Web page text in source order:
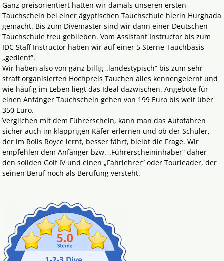
Ganz preisorientiert hatten wir damals unseren ersten
Tauchschein bei einer ägyptischen Tauchschule hierin Hurghada
gemacht. Bis zum Divemaster sind wir dann einer Deutschen
Tauchschule treu geblieben. Vom Assistant Instructor bis zum
IDC Staff Instructor haben wir auf einer 5 Sterne Tauchbasis
„gedient”.
Wir haben also von ganz billig „landestypisch“ bis zum sehr
straff organisierten Hochpreis Tauchen alles kennengelernt und
wie häufig im Leben liegt das Ideal dazwischen. Angebote für
einen Anfänger Tauchschein gehen von 199 Euro bis weit über
350 Euro.
Verglichen mit dem Führerschein, kann man das Autofahren
sicher auch im klapprigen Käfer erlernen und ob der Schüler,
der im Rolls Royce lernt, besser fährt, bleibt die Frage. Wir
empfehlen dem Anfänger bzw. „Führerscheininhaber“ daher
den soliden Golf IV und einen „Fahrlehrer“ oder Tourleader, der
seinen Beruf noch als Berufung versteht.